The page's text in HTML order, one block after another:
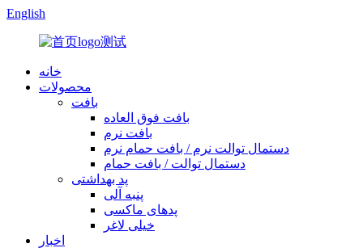
English
خانه
محصولات
بافت
بافت فوق العاده
بافت نرم
دستمال توالت نرم / بافت حمام نرم
دستمال توالت / بافت حمام
پد بهداشتی
پنبه آلی
پدهای ماکسی
خیلی لاغر
اخبار